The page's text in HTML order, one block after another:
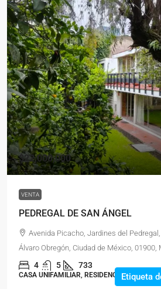
$22,000,000
VENTA
PEDREGAL DE SAN ÁNGEL
Avenida Picacho, Jardines del
Álvaro Obregón, Ciudad de México, 01900,
4 5 733
CASA UNIFAMILIAR, RESIDENCIALEtiqueta